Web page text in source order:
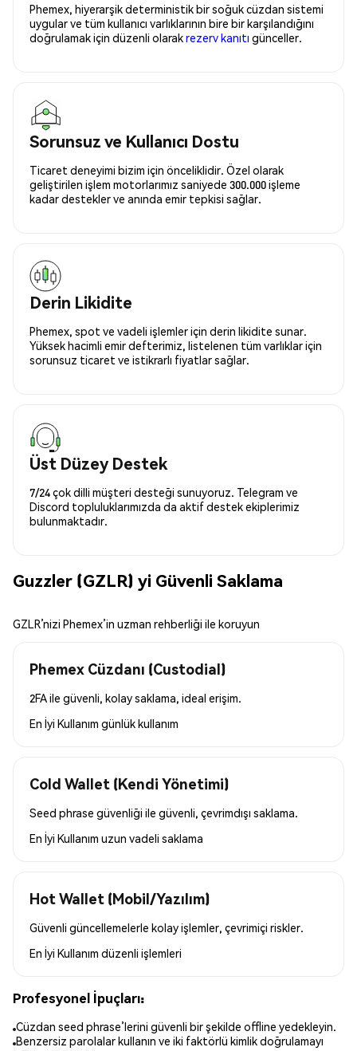
Phemex, hiyerarşik deterministik bir soğuk cüzdan sistemi
uygular ve tüm kullanıcı varlıklarının bire bir karşılandığını
doğrulamak için düzenli olarakrezerv kanıtı günceller.
Sorunsuz ve Kullanıcı Dostu
Ticaret deneyimi bizim için önceliklidir. Özel olarak
geliştirilen işlem motorlarımız saniyede 300.000 işleme
kadar destekler ve anında emir tepkisi sağlar.
Derin Likidite
Phemex, spot ve vadeli işlemler için derin likidite sunar.
Yüksek hacimli emir defterimiz, listelenen tüm varlıklar için
sorunsuz ticaret ve istikrarlı fiyatlar sağlar.
Üst Düzey Destek
7/24 çok dilli müşteri desteği sunuyoruz. Telegram ve
Discord topluluklarımızda da aktif destek ekiplerimiz
bulunmaktadır.
Guzzler (GZLR) yi Güvenli Saklama
GZLR’nizi Phemex’in uzman rehberliği ile koruyun
Phemex Cüzdanı (Custodial)
2FA ile güvenli, kolay saklama, ideal erişim.
En İyi Kullanım günlük kullanım
Cold Wallet (Kendi Yönetimi)
Seed phrase güvenliği ile güvenli, çevrimdışı saklama.
En İyi Kullanım uzun vadeli saklama
Hot Wallet (Mobil/Yazılım)
Güvenli güncellemelerle kolay işlemler, çevrimiçi riskler.
En İyi Kullanım düzenli işlemleri
Profesyonel İpuçları:
Cüzdan seed phrase’lerini güvenli bir şekilde offline yedekleyin.
Benzersiz parolalar kullanın ve iki faktörlü kimlik doğrulamayı